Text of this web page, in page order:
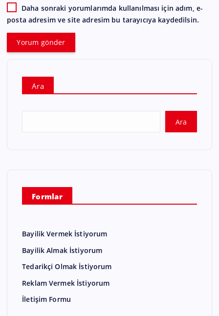
Daha sonraki yorumlarımda kullanılması için adım, e-
posta adresim ve site adresim bu tarayıcıya kaydedilsin.
Ara
Ara
Formlar
Bayilik Vermek İstiyorum
Bayilik Almak İstiyorum
Tedarikçi Olmak İstiyorum
Reklam Vermek İstiyorum
İletişim Formu